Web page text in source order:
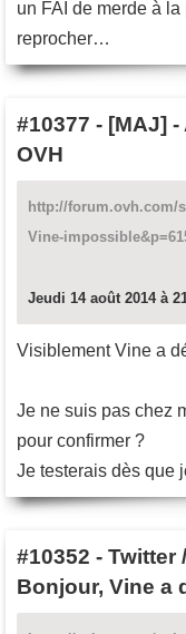
un FAI de merde à la
reprocher…
#10377 - [MAJ]
OVH
http://forum.ovh.com/
Vine-
Jeudi 14 août 2014 à
Visiblement Vine a
Je ne suis pas chez
pour confirmer ?
Je testerais dès que
#10352 - Twitter
Bonjour, Vine a